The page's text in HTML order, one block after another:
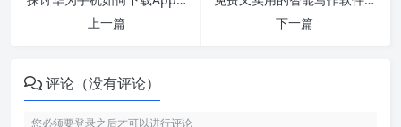
上一篇
下一篇
评论（没有评论）